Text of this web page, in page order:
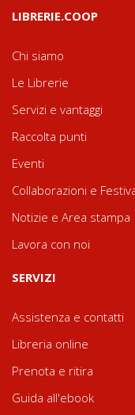
LIBRERIE.COOP
Chi siamo
Le Librerie
Servizi e vantaggi
Raccolta punti
Eventi
Collaborazioni e
Notizie e Area stampa
Lavora con noi
SERVIZI
Assistenza e contatti
Libreria online
Prenota e ritira
Guida all'ebook